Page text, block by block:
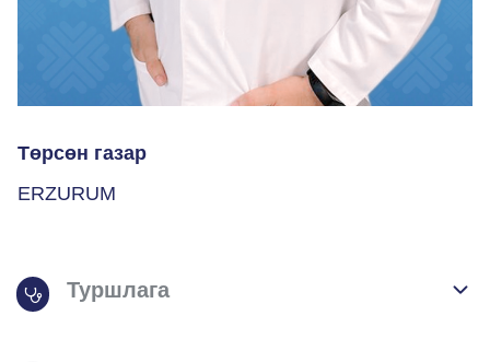
Төрсөн газар
ERZURUM
Туршлага